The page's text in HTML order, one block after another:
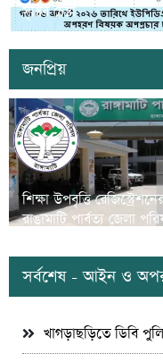
সৃষ্টির চেষ্টা
জনপ্রিয়
শিক্ষা উপবৃত্তি
রাঙামাটি পার্বত্য জেলা
সর্বশেষ - আইন ও
খাগড়াছড়িতে ডিবি